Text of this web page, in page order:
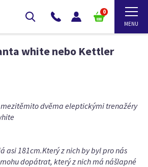
0
white nebo Kettler
mezitěmito dvěma eleptickými trenažéry
asi 181cm.Který z nich by byl pro nás
dopátrat, který z nich má nášlapné